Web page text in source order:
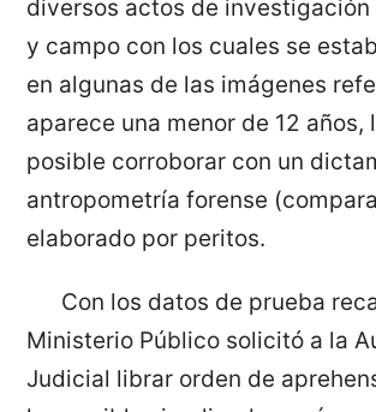
diversos actos de
y campo con los cuales se
en algunas de las imágenes
aparece una menor de 12 años,
posible corroborar con un
antropometría forense
elaborado por peritos.
Con los datos de prueba
Ministerio Público solicitó a la
Judicial librar orden de